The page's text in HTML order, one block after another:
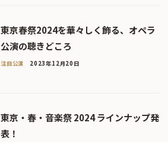
東京春祭2024を華々しく飾る、オペラ
公演の聴きどころ
注目公演 2023年12月20日
東京・春・音楽祭 2024 ラインナップ発
表！